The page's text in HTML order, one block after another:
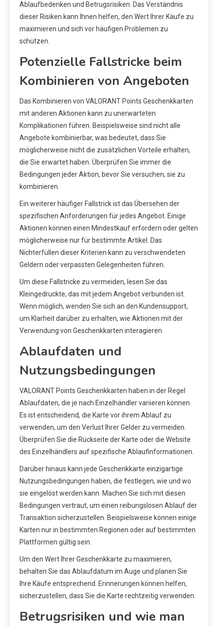
Ablaufbedenken und Betrugsrisiken. Das Verständnis
dieser Risiken kann Ihnen helfen, den Wert Ihrer Käufe zu
maximieren und sich vor häufigen Problemen zu
schützen.
Potenzielle Fallstricke beim
Kombinieren von Angeboten
Das Kombinieren von VALORANT Points Geschenkkarten
mit anderen Aktionen kann zu unerwarteten
Komplikationen führen. Beispielsweise sind nicht alle
Angebote kombinierbar, was bedeutet, dass Sie
möglicherweise nicht die zusätzlichen Vorteile erhalten,
die Sie erwartet haben. Überprüfen Sie immer die
Bedingungen jeder Aktion, bevor Sie versuchen, sie zu
kombinieren.
Ein weiterer häufiger Fallstrick ist das Übersehen der
spezifischen Anforderungen für jedes Angebot. Einige
Aktionen können einen Mindestkauf erfordern oder gelten
möglicherweise nur für bestimmte Artikel. Das
Nichterfüllen dieser Kriterien kann zu verschwendeten
Geldern oder verpassten Gelegenheiten führen.
Um diese Fallstricke zu vermeiden, lesen Sie das
Kleingedruckte, das mit jedem Angebot verbunden ist.
Wenn möglich, wenden Sie sich an den Kundensupport,
um Klarheit darüber zu erhalten, wie Aktionen mit der
Verwendung von Geschenkkarten interagieren.
Ablaufdaten und
Nutzungsbedingungen
VALORANT Points Geschenkkarten haben in der Regel
Ablaufdaten, die je nach Einzelhändler variieren können.
Es ist entscheidend, die Karte vor ihrem Ablauf zu
verwenden, um den Verlust Ihrer Gelder zu vermeiden.
Überprüfen Sie die Rückseite der Karte oder die Website
des Einzelhändlers auf spezifische Ablaufinformationen.
Darüber hinaus kann jede Geschenkkarte einzigartige
Nutzungsbedingungen haben, die festlegen, wie und wo
sie eingelöst werden kann. Machen Sie sich mit diesen
Bedingungen vertraut, um einen reibungslosen Ablauf der
Transaktion sicherzustellen. Beispielsweise können einige
Karten nur in bestimmten Regionen oder auf bestimmten
Plattformen gültig sein.
Um den Wert Ihrer Geschenkkarte zu maximieren,
behalten Sie das Ablaufdatum im Auge und planen Sie
Ihre Käufe entsprechend. Erinnerungen können helfen,
sicherzustellen, dass Sie die Karte rechtzeitig verwenden.
Betrugsrisiken und wie man